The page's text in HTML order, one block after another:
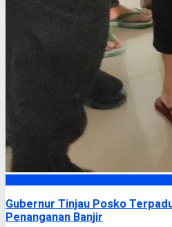
Gubernur Tinjau Posko
Penanganan Banjir